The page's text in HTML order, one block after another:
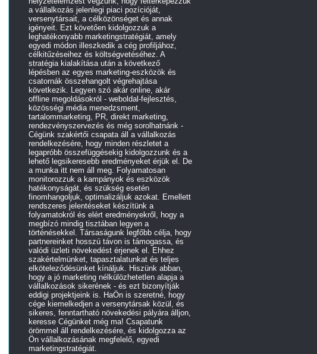
a vállalkozás jelenlegi piaci pozícióját,
versenytársait, a célközönséget és annak
igényeit. Ezt követően kidolgozzuk a
leghatékonyabb marketingstratégiát, amely
egyedi módon illeszkedik a cég profiljához,
célkitűzéseihez és költségvetéséhez. A
stratégia kialakítása után a következő
lépésben az egyes marketing-eszközök és
csatornák összehangolt végrehajtása
következik. Legyen szó akár online, akár
offline megoldásokról - weboldal-fejlesztés,
közösségi média menedzsment,
tartalommarketing, PR, direkt marketing,
rendezvényszervezés és még sorolhatnánk -
Cégünk szakértői csapata áll a vállalkozás
rendelkezésére, hogy minden részletet a
legapróbb összefüggésekig kidolgozzunk és a
lehető legsikeresebb eredményeket érjük el. De
a munka itt nem áll meg. Folyamatosan
monitorozzuk a kampányok és eszközök
hatékonyságát, és szükség esetén
finomhangoljuk, optimalizáljuk azokat. Emellett
rendszeres jelentéseket készítünk a
folyamatokról és elért eredményekről, hogy a
megbízó mindig tisztában legyen a
történésekkel. Társaságunk legfőbb célja, hogy
partnereinket hosszú távon is támogassa, és
valódi üzleti növekedést érjenek el. Ehhez
szakértelmünket, tapasztalatunkat és teljes
elköteleződésünket kínáljuk. Hiszünk abban,
hogy a jó marketing nélkülözhetetlen alapja a
vállalkozások sikerének - és ezt bizonyítják
eddigi projektjeink is. HaÖn is szeretné, hogy
cége kiemelkedjen a versenytársak közül, és
sikeres, fenntartható növekedési pályára álljon,
keresse Cégünket még ma! Csapatunk
örömmel áll rendelkezésére, és kidolgozza az
Ön vállalkozásának megfelelő, egyedi
marketingstratégiát.